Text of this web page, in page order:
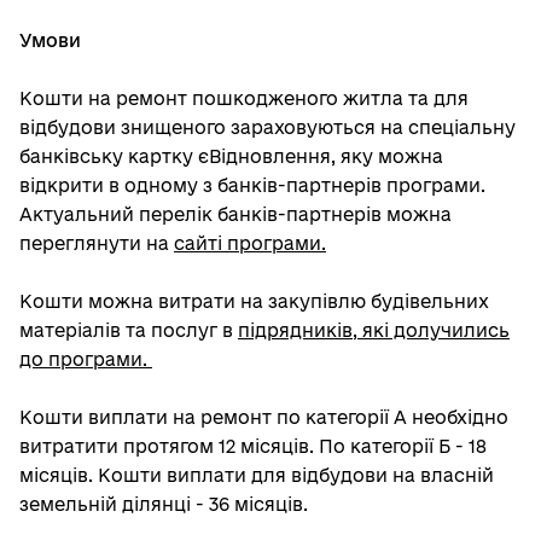
Умови
Кошти на ремонт пошкодженого житла та для
відбудови знищеного зараховуються на спеціальну
банківську картку єВідновлення, яку можна
відкрити в одному з банків-партнерів програми.
Актуальний перелік банків-партнерів можна
переглянути на сайті програми.
Кошти можна витрати на закупівлю будівельних
матеріалів та послуг в підрядників, які долучились
до програми.
Кошти виплати на ремонт по категорії А необхідно
витратити протягом 12 місяців. По категорії Б - 18
місяців. Кошти виплати для відбудови на власній
земельній ділянці - 36 місяців.